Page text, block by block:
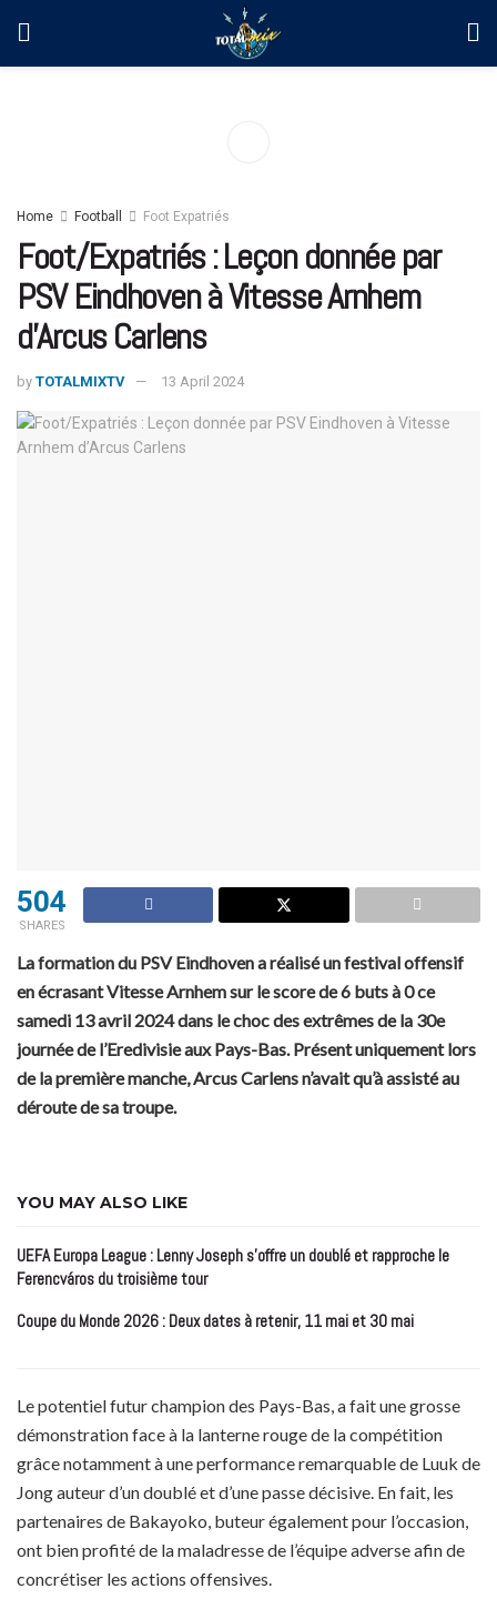
Home Football Foot Expatriés
Foot/Expatriés : Leçon donnée par
PSV Eindhoven à Vitesse Arnhem
d’Arcus Carlens
by TOTALMIXTV 13 April 2024
504
SHARES
La formation du PSV Eindhoven a réalisé un festival offensif
en écrasant Vitesse Arnhem sur le score de 6 buts à 0 ce
samedi 13 avril 2024 dans le choc des extrêmes de la 30e
journée de l’Eredivisie aux Pays-Bas. Présent uniquement lors
de la première manche, Arcus Carlens n’avait qu’à assisté au
déroute de sa troupe.
YOU MAY ALSO LIKE
UEFA Europa League : Lenny Joseph s’offre un doublé et rapproche le
Ferencváros du troisième tour
Coupe du Monde 2026 : Deux dates à retenir, 11 mai et 30 mai
Le potentiel futur champion des Pays-Bas, a fait une grosse
démonstration face à la lanterne rouge de la compétition
grâce notamment à une performance remarquable de Luuk de
Jong auteur d’un doublé et d’une passe décisive. En fait, les
partenaires de Bakayoko, buteur également pour l’occasion,
ont bien profité de la maladresse de l’équipe adverse afin de
concrétiser les actions offensives.